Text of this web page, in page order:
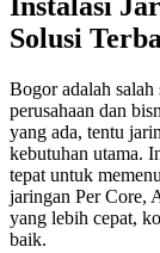
Solusi
Bogor adalah
perusahaan dan
yang ada, tentu
kebutuhan utama.
tepat untuk
jaringan Per Core,
yang lebih cepat,
baik.